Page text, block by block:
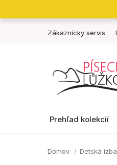
Zákaznícky servis
Prehľad kolekcií
Domov Detská izba